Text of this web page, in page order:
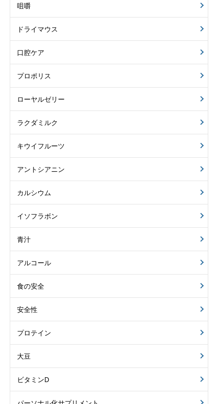
咀嚼
ドライマウス
口腔ケア
プロポリス
ローヤルゼリー
ラクダミルク
キウイフルーツ
アントシアニン
カルシウム
イソフラボン
青汁
アルコール
食の安全
安全性
プロテイン
大豆
ビタミンD